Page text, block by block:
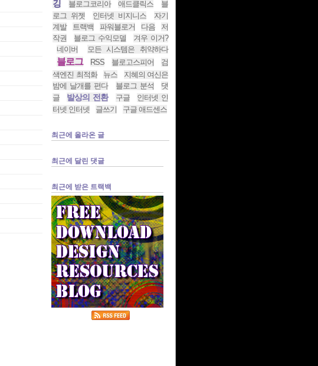
깅
블로그코리아 애드클릭스
블
로그 위젯
인터넷 비지니스
자기
계발
트랙백 파워블로거 다음
저
작권
블로그 수익모델
겨우 이거?
네이버
모든 시스템은 취약하다
블로그 RSS 블로고스피어
검
색엔진 최적화
뉴스
지혜의 여신은
밤에 날개를 편다
블로그 분석
댓
글
발상의 전환 구글
인터넷 인
터넷 인터넷
글쓰기 구글 애드센스
최근에 올라온 글
최근에 달린 댓글
최근에 받은 트랙백